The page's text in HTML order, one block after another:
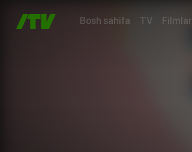
Bosh sahifa TV Filmlar